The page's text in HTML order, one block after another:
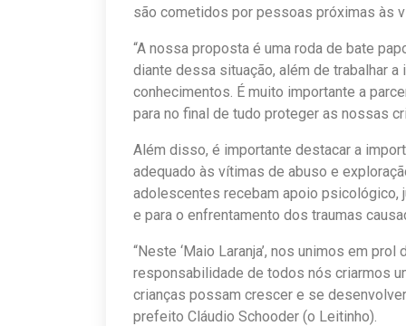
são cometidos por pessoas próximas às
“A nossa proposta é uma roda de bate
diante dessa situação, além de trabalhar
conhecimentos. É muito importante a
para no final de tudo proteger as nossas
Além disso, é importante destacar a
adequado às vítimas de abuso e
adolescentes recebam apoio psicológico,
e para o enfrentamento dos traumas
“Neste ‘Maio Laranja’, nos unimos em
responsabilidade de todos nós criarmos
crianças possam crescer e se
prefeito Cláudio Schooder (o Leitinho).